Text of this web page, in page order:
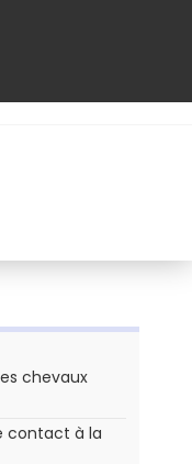
chevaux
contact à la